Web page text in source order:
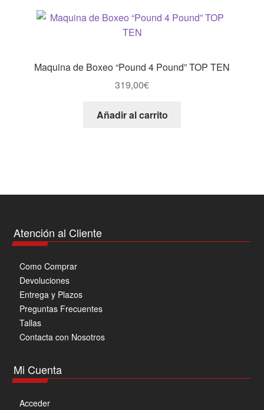
Las
pueden
Maquina de Boxeo “Pound 4 Pound” TOP TEN
319,00€
Añadir al carrito
Atención al Cliente
Como Comprar
Devoluciones
Entrega y Plazos
Preguntas Frecuentes
Tallas
Contacta con Nosotros
Mi Cuenta
Acceder